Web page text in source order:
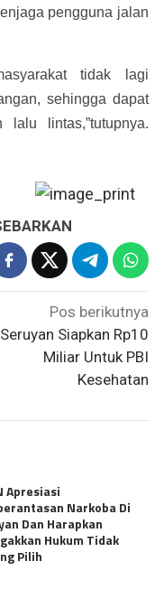
pengguna jalan
tidak lagi
sehingga dapat
lalu lintas,”tutupnya.
Pos berikutnya
Seruyan Siapkan Rp10
Miliar Untuk PBI
Kesehatan
Apresiasi
Narkoba Di
Dan Harapkan
Hukum Tidak
Pilih